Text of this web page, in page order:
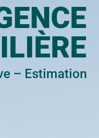
– Estimation